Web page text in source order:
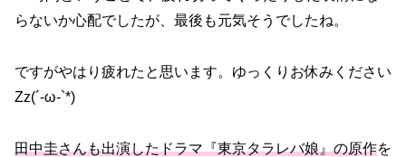
らないか心配でしたが、最後も元気そうでしたね。
ですがやはり疲れたと思います。ゆっくりお休みください
Zz(´-ω-`*)
田中圭さんも出演したドラマ『東京タラレバ娘』の原作を